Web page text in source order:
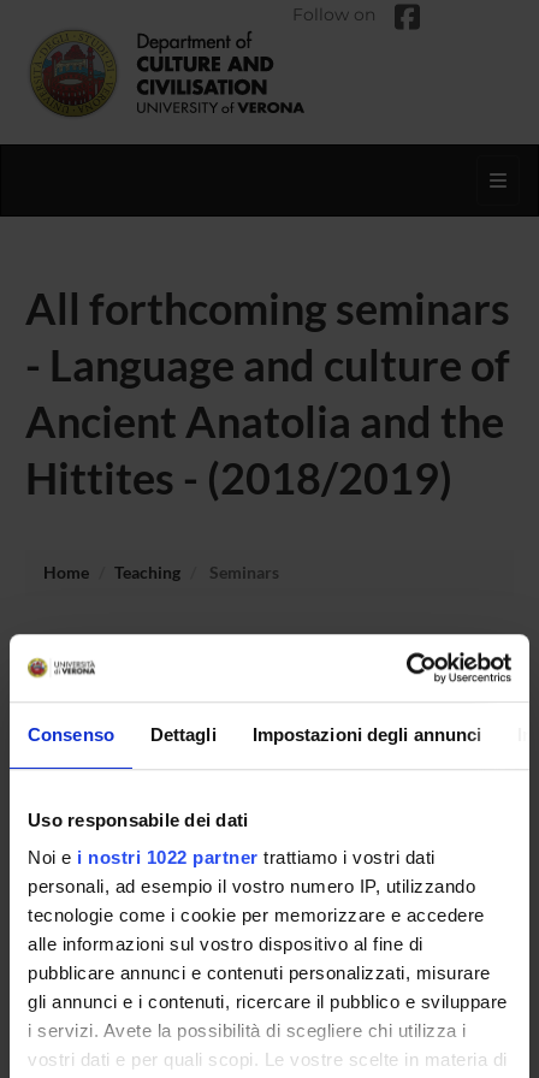
Consenso Dettagli Impostazioni degli annunci
Uso responsabile dei dati
Noi e i nostri 1022 partner trattiamo i vostri dati
personali, ad esempio il vostro numero IP, utilizzando
tecnologie come i cookie per memorizzare e accedere
alle informazioni sul vostro dispositivo al fine di
pubblicare annunci e contenuti personalizzati, misurare
gli annunci e i contenuti, ricercare il pubblico e sviluppare
i servizi. Avete la possibilità di scegliere chi utilizza i
vostri dati e per quali scopi. Le vostre scelte in materia di
Follow on
All forthcoming seminars
- Language and culture of
Ancient Anatolia and the
Hittites - (2018/2019)
Home Teaching Seminars
culture of Ancient Anatolia and the Hittites.
COURSES
PHD PROGRAMMES AND POSTGRADUATE
TRAINING
Contacts
People
Places